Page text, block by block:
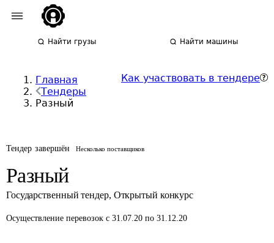
Найти грузы Найти машины
Главная
Тендеры
Разный
Как участвовать в тендере
Тендер завершён Несколько поставщиков
Разный
Государственный тендер, Открытый конкурс
Осуществление перевозок с 31.07.20 по 31.12.20